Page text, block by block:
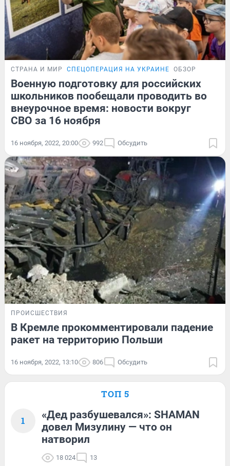
СТРАНА И МИР СПЕЦОПЕРАЦИЯ НА УКРАИНЕ ОБЗОР
Военную подготовку для российских
школьников пообещали проводить во
внеурочное время: новости вокруг
СВО за 16 ноября
16 ноября, 2022, 20:00 992 Обсудить
ПРОИСШЕСТВИЯ
В Кремле прокомментировали падение
ракет на территорию Польши
16 ноября, 2022, 13:10 806 Обсудить
ТОП 5
1
«Дед разбушевался»: SHAMAN
довел Мизулину — что он
натворил
18 024 13